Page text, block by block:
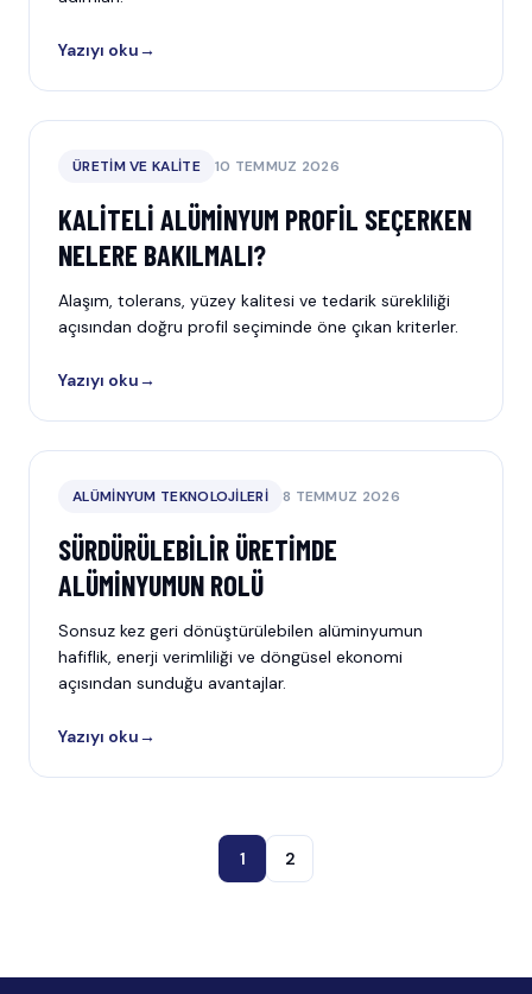
Yazıyı oku→
ÜRETIM VE KALITE 10 TEMMUZ 2026
KALITELI ALÜMINYUM PROFIL SEÇERKEN
NELERE BAKILMALI?
Alaşım, tolerans, yüzey kalitesi ve tedarik sürekliliği
açısından doğru profil seçiminde öne çıkan kriterler.
Yazıyı oku→
ALÜMINYUM TEKNOLOJILERI 8 TEMMUZ 2026
SÜRDÜRÜLEBILIR ÜRETIMDE
ALÜMINYUMUN ROLÜ
Sonsuz kez geri dönüştürülebilen alüminyumun
hafiflik, enerji verimliliği ve döngüsel ekonomi
açısından sunduğu avantajlar.
Yazıyı oku→
1 2